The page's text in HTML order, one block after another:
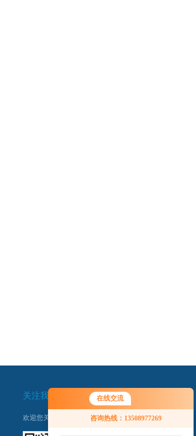
在线交流
咨询热线：13508977269
您好！欢迎前来咨询，很高兴为您
服务，请问您要咨询什么问题呢？
关注我们
欢迎您关注我们的微信公众号了解更多信息：